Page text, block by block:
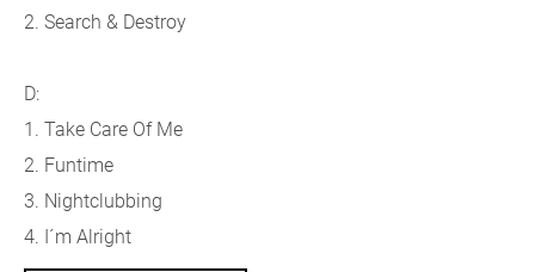
2. Search & Destroy
D:
1. Take Care Of Me
2. Funtime
3. Nightclubbing
4. I´m Alright